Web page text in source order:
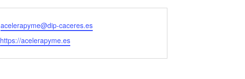
Email
acelerapyme@dip-caceres.es
Website
https://acelerapyme.es